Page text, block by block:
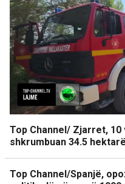
Top Channel/ Zjarret,
shkrumbuan 34.5
Top Channel/Spanjë,